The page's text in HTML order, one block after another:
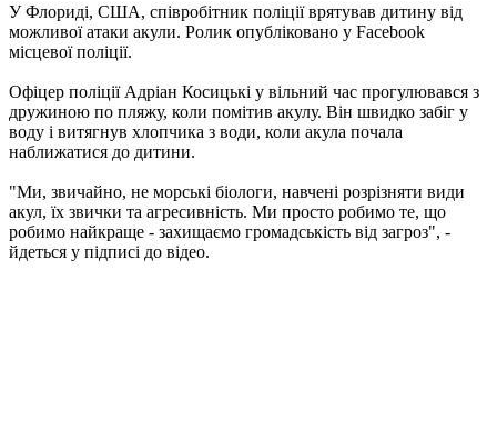
У Флориді, США, співробітник поліції врятував дитину від
можливої ​​атаки акули. Ролик опубліковано у Facebook
місцевої поліції.
Офіцер поліції Адріан Косицькі у вільний час прогулювався з
дружиною по пляжу, коли помітив акулу. Він швидко забіг у
воду і витягнув хлопчика з води, коли акула почала
наближатися до дитини.
"Ми, звичайно, не морські біологи, навчені розрізняти види
акул, їх звички та агресивність. Ми просто робимо те, що
робимо найкраще - захищаємо громадськість від загроз", -
йдеться у підписі до відео.